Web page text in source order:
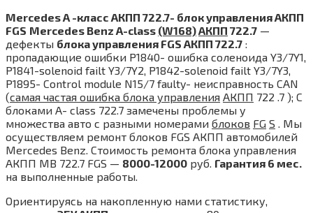
Mercedes А -класс АКПП 722.7- блок управления АКПП
FGS Mercedes Benz A-class (W168)АКПП 722.7 —
дефекты блока управления FGS АКПП 722.7 :
пропадающие ошибки P1840- ошибка соленоида Y3/7Y1,
P1841-solenoid failt Y3/7Y2, P1842-solenoid failt Y3/7Y3,
P1895- Control module N15/7 faulty- неисправность CAN
(самая частая ошибка блока управления АКПП 722 .7 ); C
блоками A- class 722.7 замечены проблемы у
множества авто с разными номерами блоков FG S . Мы
осуществляем ремонт блоков FGS АКПП автомобилей
Mercedes Benz. Стоимость ремонта блока управления
АКПП MB 722.7 FGS — 8000-12000 руб. Гарантия 6 мес.
на выполненные работы.
Ориентируясь на накопленную нами статистику,